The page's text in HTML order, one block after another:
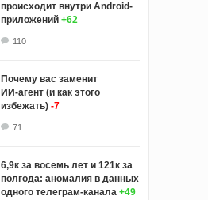
происходит внутри Android-
приложений +62
110
Почему вас заменит
ИИ‑агент (и как этого
избежать) -7
71
6,9к за восемь лет и 121к за
полгода: аномалия в данных
одного телеграм-канала +49